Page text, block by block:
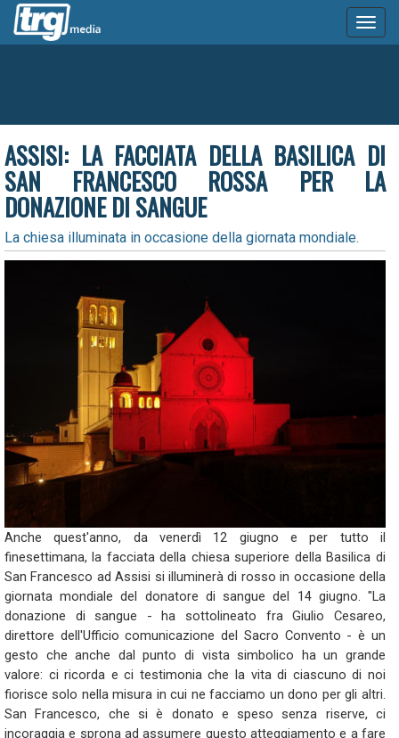
ASSISI: LA FACCIATA DELLA BASILICA DI
SAN FRANCESCO ROSSA PER LA
DONAZIONE DI SANGUE
La chiesa illuminata in occasione della giornata mondiale.
Anche quest'anno, da venerdì 12 giugno e per tutto il
finesettimana, la facciata della chiesa superiore della Basilica di
San Francesco ad Assisi si illuminerà di rosso in occasione della
giornata mondiale del donatore di sangue del 14 giugno. "La
donazione di sangue - ha sottolineato fra Giulio Cesareo,
direttore dell'Ufficio comunicazione del Sacro Convento - è un
gesto che anche dal punto di vista simbolico ha un grande
valore: ci ricorda e ci testimonia che la vita di ciascuno di noi
fiorisce solo nella misura in cui ne facciamo un dono per gli altri.
San Francesco, che si è donato e speso senza riserve, ci
incoraggia e sprona ad assumere questo atteggiamento e a fare